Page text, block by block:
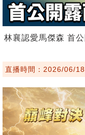
林襄認愛馬傑森 首
直播時間：2026/06/